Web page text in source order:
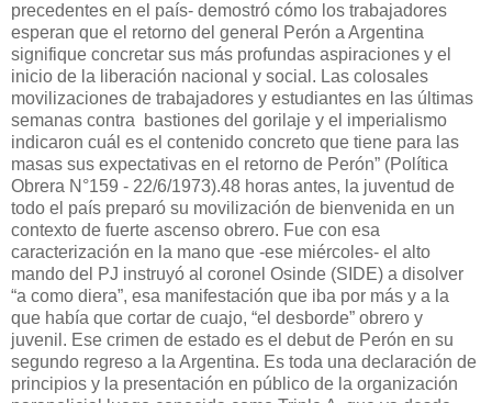
precedentes en el país- demostró cómo los trabajadores
esperan que el retorno del general Perón a Argentina
signifique concretar sus más profundas aspiraciones y el
inicio de la liberación nacional y social. Las colosales
movilizaciones de trabajadores y estudiantes en las últimas
semanas contra bastiones del gorilaje y el imperialismo
indicaron cuál es el contenido concreto que tiene para las
masas sus expectativas en el retorno de Perón” (Política
Obrera N°159 - 22/6/1973).48 horas antes, la juventud de
todo el país preparó su movilización de bienvenida en un
contexto de fuerte ascenso obrero. Fue con esa
caracterización en la mano que -ese miércoles- el alto
mando del PJ instruyó al coronel Osinde (SIDE) a disolver
“a como diera”, esa manifestación que iba por más y a la
que había que cortar de cuajo, “el desborde” obrero y
juvenil. Ese crimen de estado es el debut de Perón en su
segundo regreso a la Argentina. Es toda una declaración de
principios y la presentación en público de la organización